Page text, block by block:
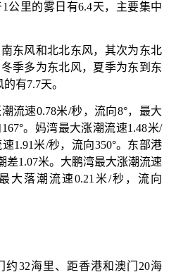
公里的雾日有6.4天，主要集中
东风和北北东风，其次为东北
季多为东北风，夏季为东到东
有7.7天。
流速0.78米/秒，流向8°，最大
。妈湾最大涨潮流速1.48米/
1.91米/秒，流向350°。东部港
差1.07米。大鹏湾最大涨潮流速
大落潮流速0.21米/秒，流向
约32海里、距香港和澳门20海